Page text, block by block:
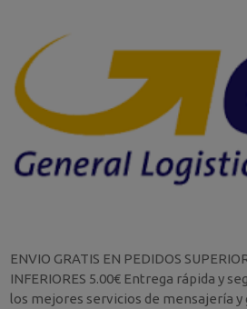
ENVIO GRATIS EN PEDIDOS
INFERIORES 5.00€ Entrega rápida y
los mejores servicios de mensajería